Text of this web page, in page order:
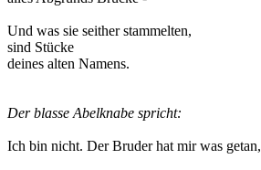
Und was sie seither stammelten,
sind Stücke
deines alten Namens.
Der blasse Abelknabe spricht:
Ich bin nicht. Der Bruder hat mir was getan,